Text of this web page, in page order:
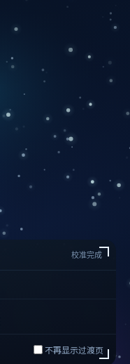
校准完成
不再显示过渡页